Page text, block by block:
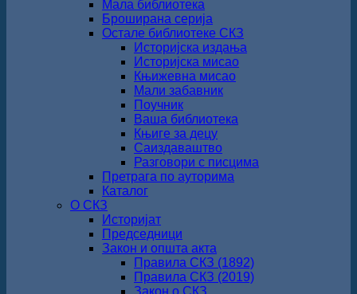
Мала библиотека
Броширана серија
Остале библиотеке СКЗ
Историјска издања
Историјска мисао
Књижевна мисао
Мали забавник
Поучник
Ваша библиотека
Књиге за децу
Саиздаваштво
Разговори с писцима
Претрага по ауторима
Каталог
О СКЗ
Историјат
Председници
Закон и општа акта
Правила СКЗ (1892)
Правила СКЗ (2019)
Закон о СКЗ